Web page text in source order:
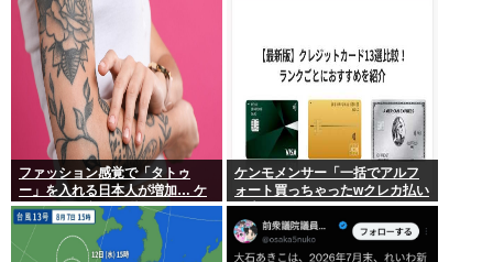
ファッション感覚で「タトゥ
ー」を入れる日本人が増加… ケ
ンモメンの意見を聞きたい。
ケンモメンサー「一括でアルフ
ォート買っちゃったwクレカ払い
で来月の俺ごめんねー」銀行
「デビットカードなんで即時引
き落としです」